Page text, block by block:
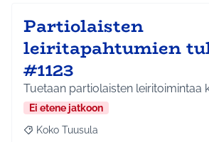
Partiolaisten
leiritapahtumien
#1123
Tuetaan partiolaisten leiritoimintaa
Ei etene jatkoon
Rajaa tulokset aihepiirin mukaan: Koko
Koko Tuusula